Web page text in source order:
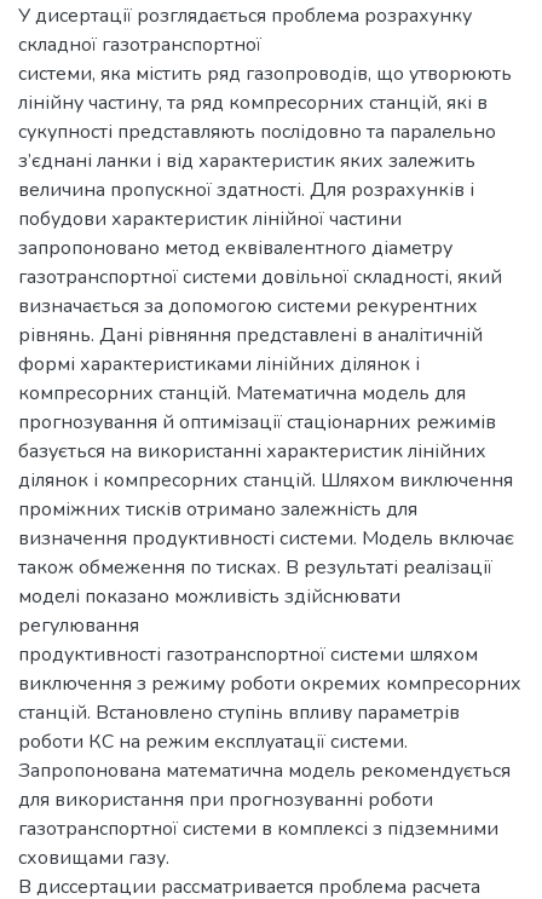
У дисертації розглядається проблема розрахунку
складної газотранспортної
системи, яка містить ряд газопроводів, що утворюють
лінійну частину, та ряд компресорних станцій, які в
сукупності представляють послідовно та паралельно
з’єднані ланки і від характеристик яких залежить
величина пропускної здатності. Для розрахунків і
побудови характеристик лінійної частини
запропоновано метод еквівалентного діаметру
газотранспортної системи довільної складності, який
визначається за допомогою системи рекурентних
рівнянь. Дані рівняння представлені в аналітичній
формі характеристиками лінійних ділянок і
компресорних станцій. Математична модель для
прогнозування й оптимізації стаціонарних режимів
базується на використанні характеристик лінійних
ділянок і компресорних станцій. Шляхом виключення
проміжних тисків отримано залежність для
визначення продуктивності системи. Модель включає
також обмеження по тисках. В результаті реалізації
моделі показано можливість здійснювати
регулювання
продуктивності газотранспортної системи шляхом
виключення з режиму роботи окремих компресорних
станцій. Встановлено ступінь впливу параметрів
роботи КС на режим експлуатації системи.
Запропонована математична модель рекомендується
для використання при прогнозуванні роботи
газотранспортної системи в комплексі з підземними
сховищами газу.
В диссертации рассматривается проблема расчета